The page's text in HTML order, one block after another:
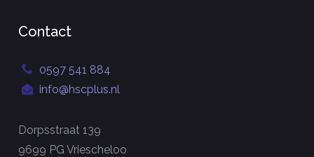
Contact
0597 541 884
info@hscplus.nl
Dorpsstraat 139
9699 PG Vriescheloo